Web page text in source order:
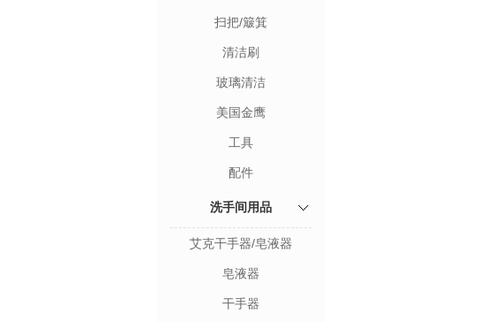
扫把/簸箕
清洁刷
玻璃清洁
美国金鹰
工具
配件
洗手间用品
艾克干手器/皂液器
皂液器
干手器